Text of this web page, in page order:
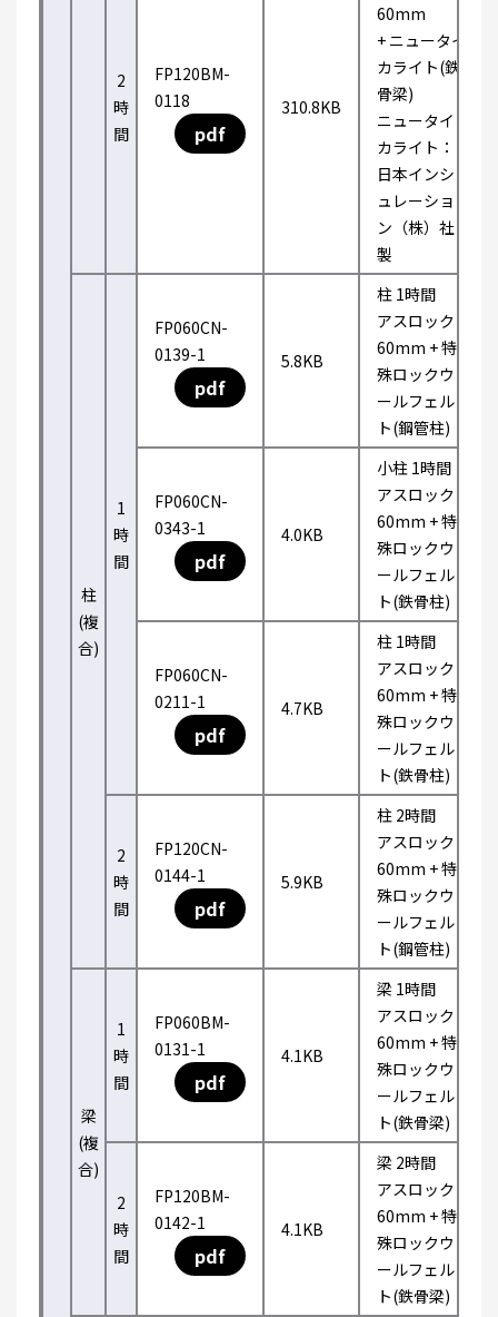
2
時
間
FP120BM-
0118
pdf
310.8KB
60mm
+ ニュータイ
カライト(鉄
骨梁)
ニュータイ
カライト：
日本インシ
ュレーショ
ン（株）社
製
柱
(複
合)
1
時
間
FP060CN-
0139-1
pdf
5.8KB
柱 1時間
アスロック
60mm + 特
殊ロックウ
ールフェル
ト(鋼管柱)
FP060CN-
0343-1
pdf
4.0KB
小柱 1時間
アスロック
60mm + 特
殊ロックウ
ールフェル
ト(鉄骨柱)
FP060CN-
0211-1
pdf
4.7KB
柱 1時間
アスロック
60mm + 特
殊ロックウ
ールフェル
ト(鉄骨柱)
2
時
間
FP120CN-
0144-1
pdf
5.9KB
柱 2時間
アスロック
60mm + 特
殊ロックウ
ールフェル
ト(鋼管柱)
梁
(複
合)
1
時
間
FP060BM-
0131-1
pdf
4.1KB
梁 1時間
アスロック
60mm + 特
殊ロックウ
ールフェル
ト(鉄骨梁)
2
時
間
FP120BM-
0142-1
pdf
4.1KB
梁 2時間
アスロック
60mm + 特
殊ロックウ
ールフェル
ト(鉄骨梁)